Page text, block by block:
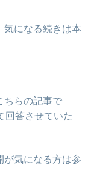
気になる続きは本
ちらの記事で
回答させていた
が気になる方は参